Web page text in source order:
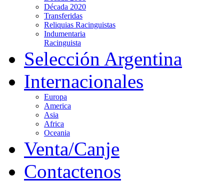
Década 2020
Transferidas
Reliquias Racinguistas
Indumentaria
Racinguista
Selección Argentina
Internacionales
Europa
America
Asia
Africa
Oceania
Venta/Canje
Contactenos